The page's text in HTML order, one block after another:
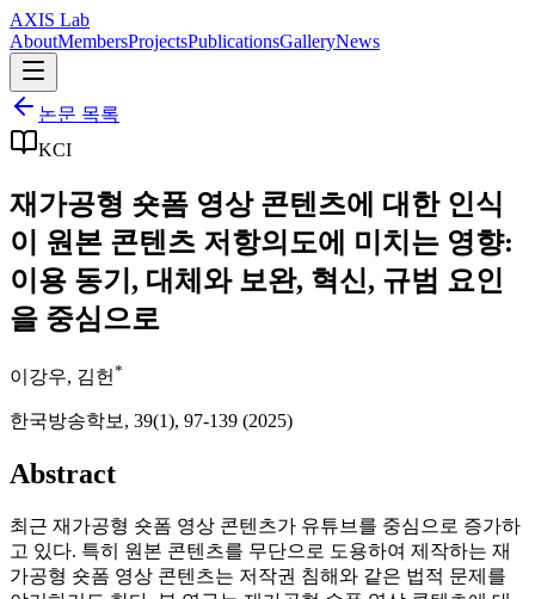
AXIS Lab
AboutMembersProjectsPublicationsGalleryNews
논문 목록
KCI
재가공형 숏폼 영상 콘텐츠에 대한 인식
이 원본 콘텐츠 저항의도에 미치는 영향:
이용 동기, 대체와 보완, 혁신, 규범 요인
을 중심으로
이강우, 김헌 *
한국방송학보, 39(1), 97-139 (2025)
Abstract
최근 재가공형 숏폼 영상 콘텐츠가 유튜브를 중심으로 증가하
고 있다. 특히 원본 콘텐츠를 무단으로 도용하여 제작하는 재
가공형 숏폼 영상 콘텐츠는 저작권 침해와 같은 법적 문제를